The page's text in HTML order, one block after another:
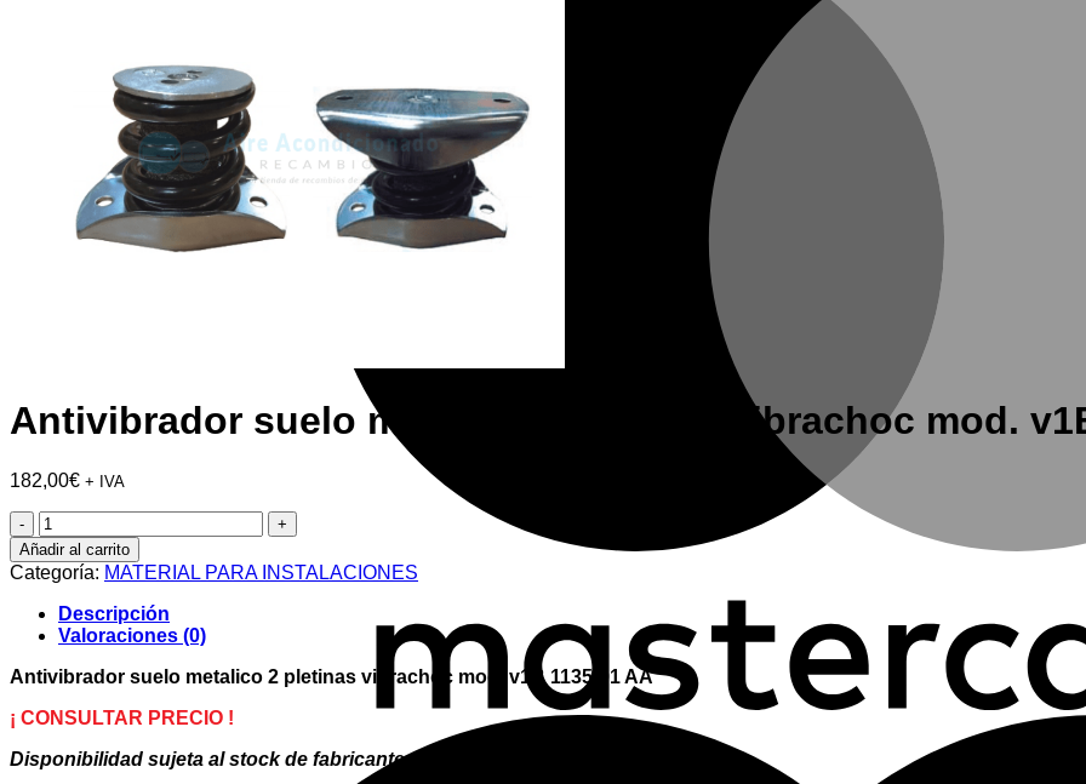
Antivibrador suelo metalico 2 pletinas vibrachoc mod.
182,00€ + IVA
Antivibrador
suelo
metalico
2
pletinas
vibrachoc
mod.
v1B
01
cantidad
Añadir al carrito
Categoría: MATERIAL PARA INSTALACIONES
Descripción
Valoraciones (0)
Antivibrador suelo metalico 2 pletinas vibrachoc mod. v1B 1135-01 AA
¡ CONSULTAR PRECIO !
Disponibilidad sujeta al stock de fabricante